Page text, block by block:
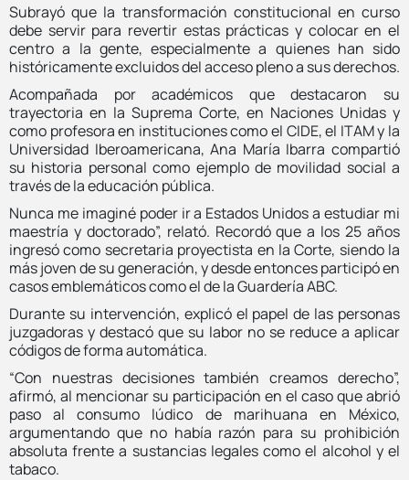
Subrayó que la transformación constitucional en curso
debe servir para revertir estas prácticas y colocar en el
centro a la gente, especialmente a quienes han sido
históricamente excluidos del acceso pleno a sus derechos.
Acompañada por académicos que destacaron su
trayectoria en la Suprema Corte, en Naciones Unidas y
como profesora en instituciones como el CIDE, el ITAM y la
Universidad Iberoamericana, Ana María Ibarra compartió
su historia personal como ejemplo de movilidad social a
través de la educación pública.
Nunca me imaginé poder ir a Estados Unidos a estudiar mi
maestría y doctorado”, relató. Recordó que a los 25 años
ingresó como secretaria proyectista en la Corte, siendo la
más joven de su generación, y desde entonces participó en
casos emblemáticos como el de la Guardería ABC.
Durante su intervención, explicó el papel de las personas
juzgadoras y destacó que su labor no se reduce a aplicar
códigos de forma automática.
“Con nuestras decisiones también creamos derecho”,
afirmó, al mencionar su participación en el caso que abrió
paso al consumo lúdico de marihuana en México,
argumentando que no había razón para su prohibición
absoluta frente a sustancias legales como el alcohol y el
tabaco.